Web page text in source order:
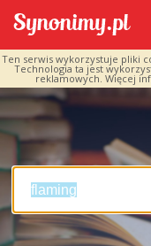
Ten serwis wykorzystuje pliki
Technologia ta jest
reklamowych. Więcej